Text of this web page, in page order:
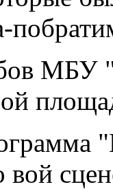
МБУ
вой